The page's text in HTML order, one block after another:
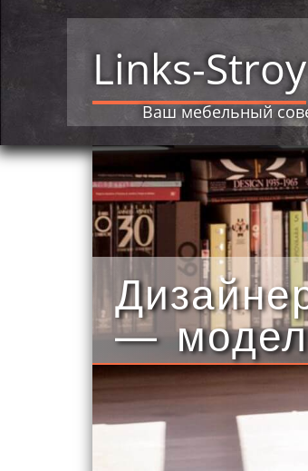
Links-Stroy
Ваш мебельный
—